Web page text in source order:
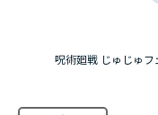
呪術廻戦 じゅじゅ